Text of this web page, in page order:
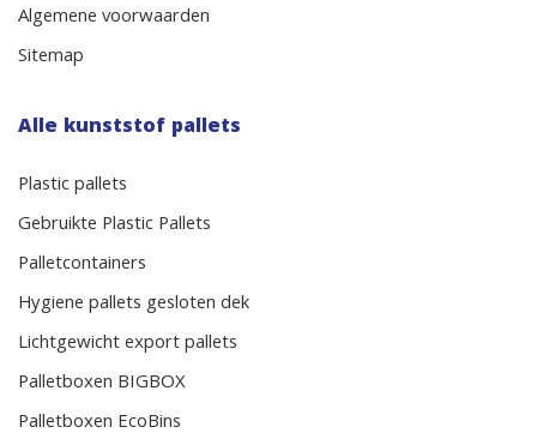
Algemene voorwaarden
Sitemap
Alle kunststof pallets
Plastic pallets
Gebruikte Plastic Pallets
Palletcontainers
Hygiene pallets gesloten dek
Lichtgewicht export pallets
Palletboxen BIGBOX
Palletboxen EcoBins